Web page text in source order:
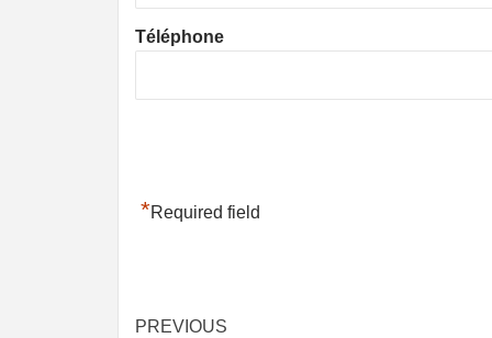
Téléphone
*Required field
PREVIOUS